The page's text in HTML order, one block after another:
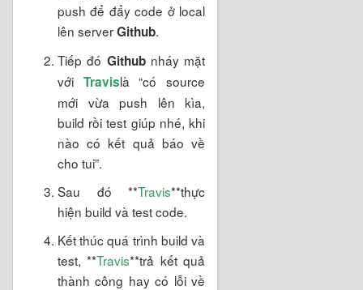
push để đẩy code ở local
lên serverGithub.
Tiếp đó Githubnháy mặt
với Travislà “có source
mới vừa push lên kìa,
build rồi test giúp nhé, khi
nào có kết quả báo về
cho tui”.
Sau đó **Travis**thực
hiện build và test code.
Kết thúc quá trình build và
test, **Travis**trả kết quả
thành công hay có lỗi về